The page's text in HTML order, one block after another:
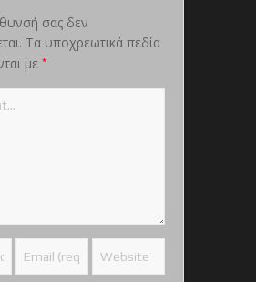
σας δεν
Τα υποχρεωτικά πεδία
με *